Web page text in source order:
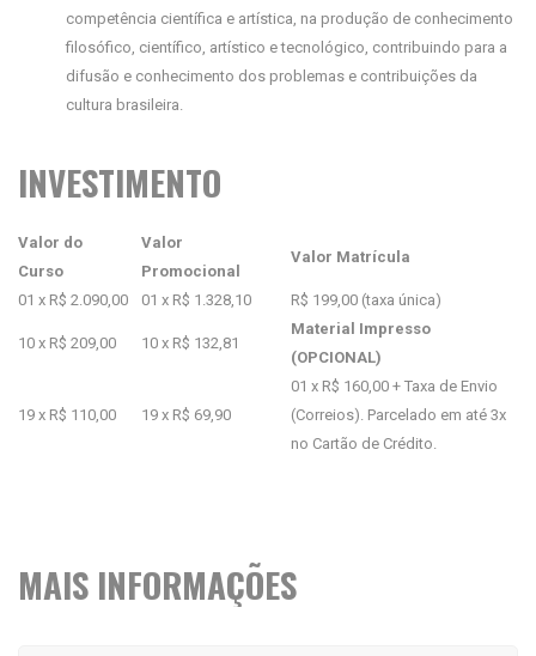
competência científica e artística, na produção de conhecimento
filosófico, científico, artístico e tecnológico, contribuindo para a
difusão e conhecimento dos problemas e contribuições da
cultura brasileira.
INVESTIMENTO
Valor do
Curso
Valor
Promocional
Valor Matrícula
01 x R$ 2.090,00 01 x R$ 1.328,10 R$ 199,00 (taxa única)
10 x R$ 209,00 10 x R$ 132,81
Material Impresso
(OPCIONAL)
19 x R$ 110,00 19 x R$ 69,90
01 x R$ 160,00 + Taxa de Envio
(Correios). Parcelado em até 3x
no Cartão de Crédito.
MAIS INFORMAÇÕES